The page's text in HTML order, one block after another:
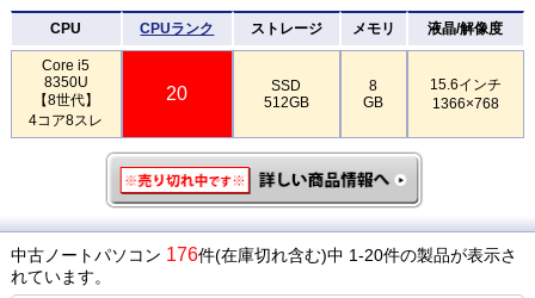
CPU CPUランク ストレージ メモリ 液晶/解像度
Core i5
8350U
【8世代】
4コア8スレ
20
SSD
512GB
8
GB
15.6インチ
1366×768
中古ノートパソコン 176件(在庫切れ含む)中 1-20件の製品が表示さ
れています。